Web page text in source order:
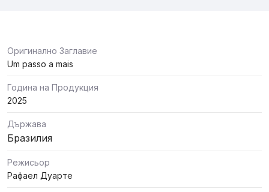
Оригинално Заглавие
Um passo a mais
Година на Продукция
2025
Държава
Бразилия
Режисьор
Рафаел Дуарте